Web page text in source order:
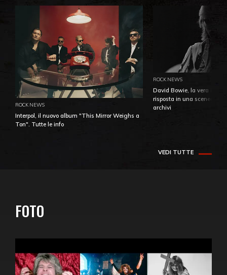
ROCK NEWS
Interpol, il nuovo album "This Mirror Weighs a
Ton". Tutte le info
ROCK NEWS
David Bowie, la vera
risposta in una
archivi
VEDI TUTTE
FOTO